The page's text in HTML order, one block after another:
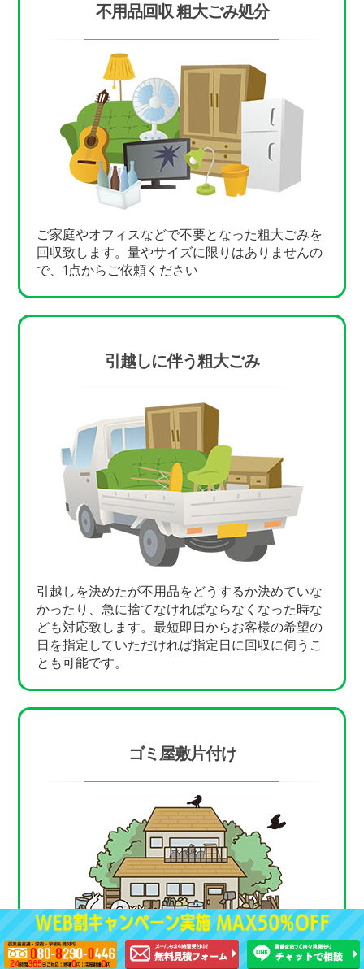
不用品回収 粗大ごみ処分
ご家庭やオフィスなどで不要となった粗大ごみを
回収致します。量やサイズに限りはありませんの
で、1点からご依頼ください
引越しに伴う粗大ごみ
引越しを決めたが不用品をどうするか決めていな
かったり、急に捨てなければならなくなった時な
ども対応致します。最短即日からお客様の希望の
日を指定していただければ指定日に回収に伺うこ
とも可能です。
ゴミ屋敷片付け